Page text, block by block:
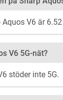
V6 är
V6 5G-nät?
stöder inte 5G.